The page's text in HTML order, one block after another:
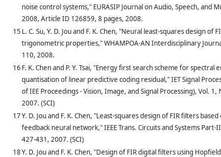
noise control systems," EURASIP Journal on Audio, Speech, and
2008, Article ID 126859, 8 pages, 2008.
15 L. C. Su, Y. D. Jou and F. K. Chen, "Neural least-squares design of
trigonometric properties," WHAMPOA-AN Interdisciplinary
110, 2008.
16 F. K. Chen and P. Y. Tsai, "Energy first search scheme for spectral
quantisation of linear predictive coding residual," IET Signal
of IEE Proceedings - Vision, Image, and Signal Processing), Vol.
2007. (SCI)
17Y. D. Jou and F. K. Chen, "Least-squares design of FIR filters
feedback neural network," IEEE Trans. Circuits and Systems Part-
427-431, 2007. (SCI)
18Y. D. Jou and F. K. Chen, "Design of FIR digital filters using